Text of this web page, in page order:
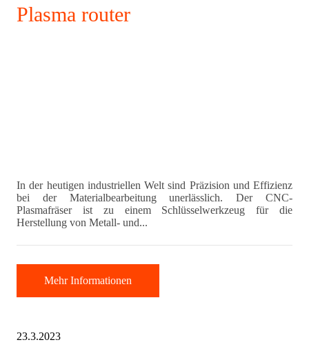
Plasma router
In der heutigen industriellen Welt sind Präzision und Effizienz
bei der Materialbearbeitung unerlässlich. Der CNC-
Plasmafräser ist zu einem Schlüsselwerkzeug für die
Herstellung von Metall- und...
Mehr Informationen
23.3.2023